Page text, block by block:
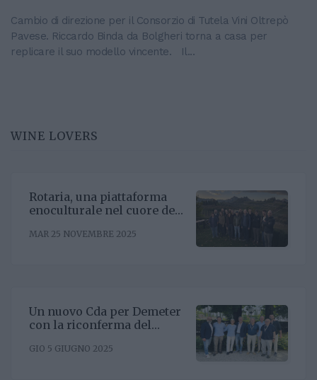
Cambio di direzione per il Consorzio di Tutela Vini Oltrepò
Pavese. Riccardo Binda da Bolgheri torna a casa per
replicare il suo modello vincente. Il...
WINE LOVERS
Rotaria, una piattaforma
enoculturale nel cuore del
MAR 25 NOVEMBRE 2025
Un nuovo Cda per Demeter
con la riconferma del
GIO 5 GIUGNO 2025